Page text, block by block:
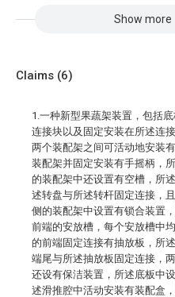
Show more
Claims (6)
1.一种新型果蔬架装置，包括
连接块以及固定安装在所述连
两个装配架之间可活动地安装
装配架并固定安装有手摇柄，
的装配架中还设置有空槽，所
述转盘与所述转杆固定连接，
侧的装配架中设置有锁合装置
前端的安放槽，每个安放槽中
的前端固定连接有抽放板，所
端尾与所述抽放板固定连接，
还设有保洁装置，所述底板中
述滑推腔中活动安装有装配盒